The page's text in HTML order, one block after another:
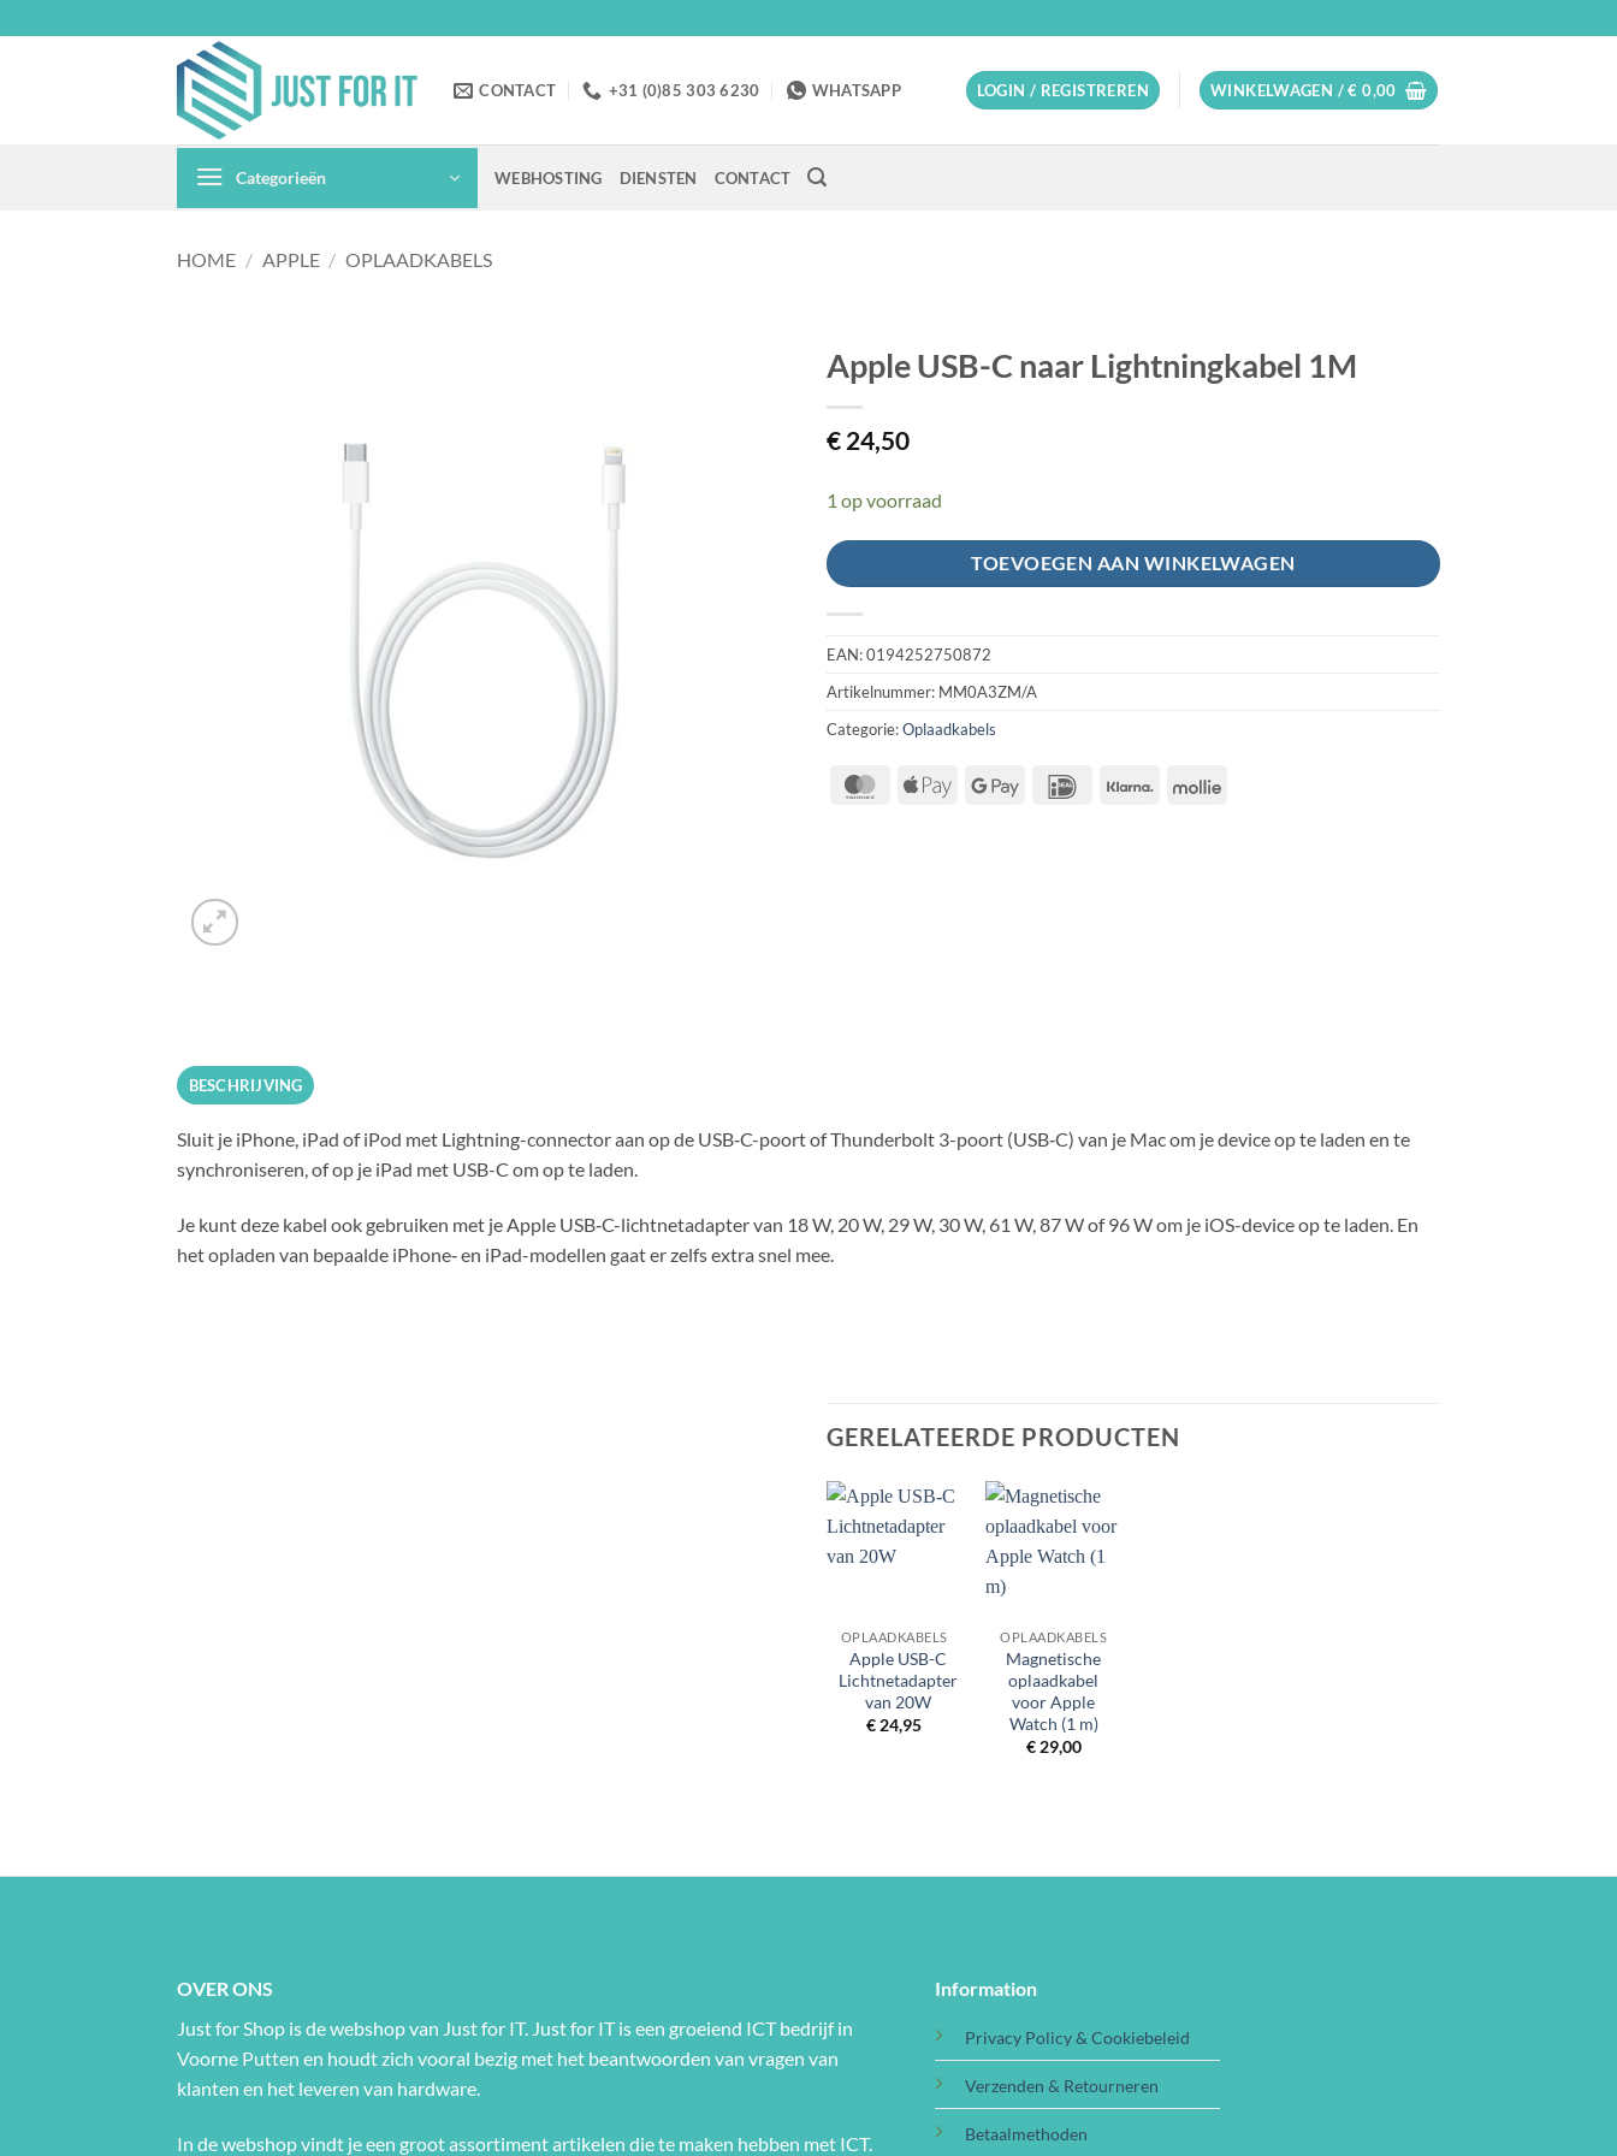
naar
CONTACT +31 (0)85 303 6230 WHATSAPP LOGIN / REGISTREREN WINKELWAGEN /€ 0,00
Categorieën WEBHOSTING DIENSTEN CONTACT
HOME / APPLE / OPLAADKABELS
Apple USB-C naar Lightningkabel 1M
€ 24,50
1 op voorraad
TOEVOEGEN AAN WINKELWAGEN
EAN:0194252750872
Artikelnummer: MM0A3ZM/A
Categorie:Oplaadkabels
MasterCard
Apple
Google
IDeal Klarna Mollie
BESCHRIJVING
Sluit je iPhone, iPad of iPod met Lightning-connector aan op de USB‑C-poort of Thunderbolt 3-poort (USB‑C) van je Mac om je device op te laden en te
synchroniseren, of op je iPad met USB-C om op te laden.
Je kunt deze kabel ook gebruiken met je Apple USB‑C-lichtnetadapter van 18 W, 20 W, 29 W, 30 W, 61 W, 87 W of 96 W om je iOS-device op te laden. En
het opladen van bepaalde iPhone‑ en iPad-modellen gaat er zelfs extra snel mee.
GERELATEERDE PRODUCTEN
OPLAADKABELS
Apple USB-C
Lichtnetadapter
van 20W
€ 24,95
OPLAADKABELS
Magnetische
oplaadkabel
voor Apple
Watch (1 m)
€29,00
OVER ONS
Just for Shop is de webshop van Just for IT. Just for IT is een groeiend ICT bedrijf in
Voorne Putten en houdt zich vooral bezig met het beantwoorden van vragen van
klanten en het leveren van hardware.
In de webshop vindt je een groot assortiment artikelen die te maken hebben met ICT.
Information
Privacy Policy & Cookiebeleid
Verzenden & Retourneren
Betaalmethoden